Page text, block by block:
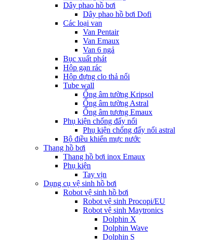
Dây phao hồ bơi
Dây phao hồ bơi Dofi
Các loại van
Van Pentair
Van Emaux
Van 6 ngả
Bục xuất phát
Hộp gạn rác
Hộp đựng clo thả nổi
Tube wall
Ống âm tường Kripsol
Ống âm tường Astral
Ống âm tương Emaux
Phụ kiện chống đẩy nổi
Phụ kiện chống đẩy nổi astral
Bộ điều khiển mực nước
Thang hồ bơi
Thang hồ bơi inox Emaux
Phụ kiện
Tay vịn
Dụng cụ vệ sinh hồ bơi
Robot vệ sinh hồ bơi
Robot vệ sinh Procopi/EU
Robot vệ sinh Maytronics
Dolphin X
Dolphin Wave
Dolphin S